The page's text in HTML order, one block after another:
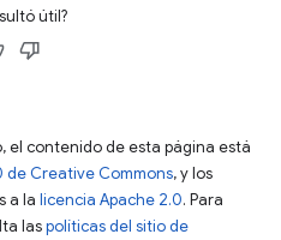
útil?
el contenido de esta página está
de Creative Commons, y los
a la licencia Apache 2.0. Para
laspolíticas del sitio de